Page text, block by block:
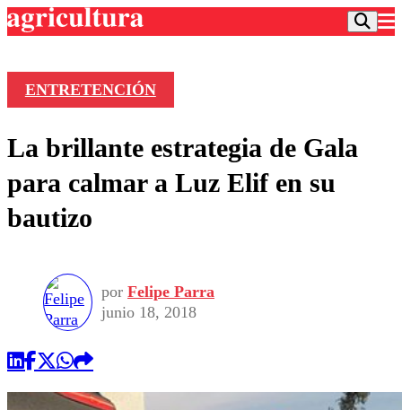
Frecuencias
Agricultura TV
Deportes
Seleccion Chilena
Torneo Internacional
Economía
Internacional
Publicaciones en medios
Opinión
ENTRETENCIÓN
La brillante estrategia de Gala
para calmar a Luz Elif en su
bautizo
por Felipe Parra
junio 18, 2018